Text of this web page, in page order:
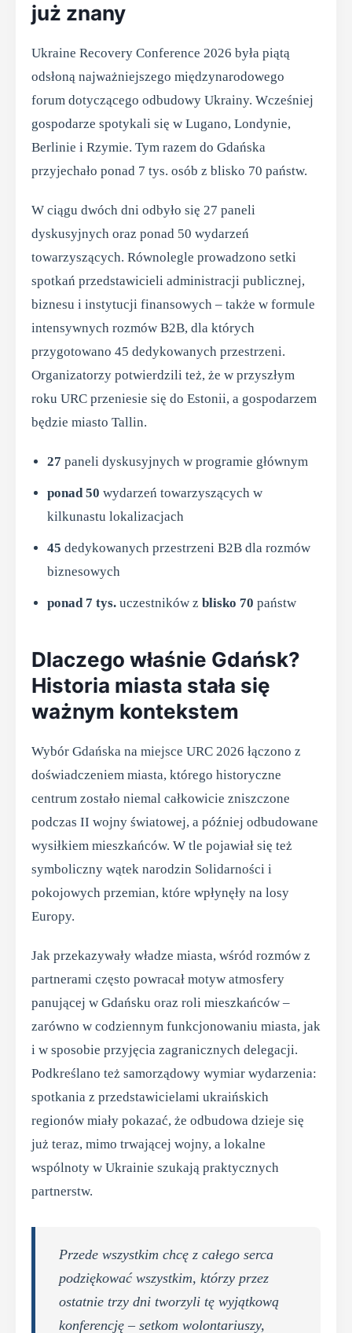
już znany
Ukraine Recovery Conference 2026 była piątą
odsłoną najważniejszego międzynarodowego
forum dotyczącego odbudowy Ukrainy. Wcześniej
gospodarze spotykali się w Lugano, Londynie,
Berlinie i Rzymie. Tym razem do Gdańska
przyjechało ponad 7 tys. osób z blisko 70 państw.
W ciągu dwóch dni odbyło się 27 paneli
dyskusyjnych oraz ponad 50 wydarzeń
towarzyszących. Równolegle prowadzono setki
spotkań przedstawicieli administracji publicznej,
biznesu i instytucji finansowych – także w formule
intensywnych rozmów B2B, dla których
przygotowano 45 dedykowanych przestrzeni.
Organizatorzy potwierdzili też, że w przyszłym
roku URC przeniesie się do Estonii, a gospodarzem
będzie miasto Tallin.
27 paneli dyskusyjnych w programie głównym
ponad 50 wydarzeń towarzyszących w
kilkunastu lokalizacjach
45 dedykowanych przestrzeni B2B dla rozmów
biznesowych
ponad 7 tys. uczestników z blisko 70 państw
Dlaczego właśnie Gdańsk?
Historia miasta stała się
ważnym kontekstem
Wybór Gdańska na miejsce URC 2026 łączono z
doświadczeniem miasta, którego historyczne
centrum zostało niemal całkowicie zniszczone
podczas II wojny światowej, a później odbudowane
wysiłkiem mieszkańców. W tle pojawiał się też
symboliczny wątek narodzin Solidarności i
pokojowych przemian, które wpłynęły na losy
Europy.
Jak przekazywały władze miasta, wśród rozmów z
partnerami często powracał motyw atmosfery
panującej w Gdańsku oraz roli mieszkańców –
zarówno w codziennym funkcjonowaniu miasta, jak
i w sposobie przyjęcia zagranicznych delegacji.
Podkreślano też samorządowy wymiar wydarzenia:
spotkania z przedstawicielami ukraińskich
regionów miały pokazać, że odbudowa dzieje się
już teraz, mimo trwającej wojny, a lokalne
wspólnoty w Ukrainie szukają praktycznych
partnerstw.
Przede wszystkim chcę z całego serca
podziękować wszystkim, którzy przez
ostatnie trzy dni tworzyli tę wyjątkową
konferencję – setkom wolontariuszy,